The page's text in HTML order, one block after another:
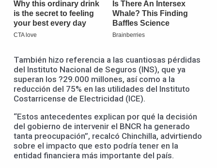
También hizo referencia a las cuantiosas pérdidas
del Instituto Nacional de Seguros (INS), que ya
superan los ?29.000 millones, así como a la
reducción del 75% en las utilidades del Instituto
Costarricense de Electricidad (ICE).
“Estos antecedentes explican por qué la decisión
del gobierno de intervenir el BNCR ha generado
tanta preocupación”, recalcó Chinchilla, advirtiendo
sobre el impacto que esto podría tener en la
entidad financiera más importante del país.